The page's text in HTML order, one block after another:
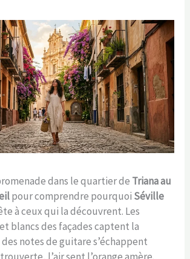
dans le quartier de Triana au
pour comprendre pourquoi Séville
à ceux qui la découvrent. Les
blancs des façades captent la
notes de guitare s’échappent